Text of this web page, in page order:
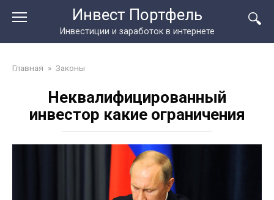
Инвест Портфель
Инвестиции и заработок в интернете
Главная » Законы
Неквалифицированный
инвестор какие ограничения